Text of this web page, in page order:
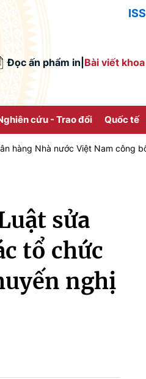
Đọc ấn phẩm in Bài viết
cứu - Trao đổi Quốc tế
nước Việt Nam công bố tỉ giá
sửa
tổ chức
nghị